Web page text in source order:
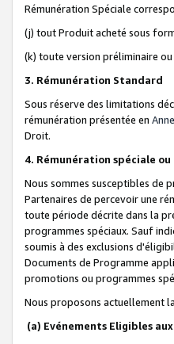
Rémunération Spéciale
(j) tout Produit acheté sous
(k) toute version préliminaire
3. Rémunération Standard
Sous réserve des limitations
rémunération présentée en
Droit.
4. Rémunération spéciale
Nous sommes susceptibles de
Partenaires de percevoir une
toute période décrite dans la
programmes spéciaux. Sauf
soumis à des exclusions
Documents de Programme
promotions ou programmes
Nous proposons actuellement
(a) Evénements Eligibles